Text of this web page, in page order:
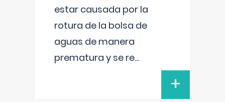
estar causada por la
rotura de la bolsa de
aguas de manera
prematura y se re...
+